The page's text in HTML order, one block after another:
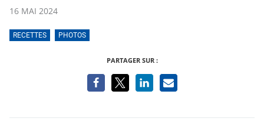
16 MAI 2024
RECETTES PHOTOS
PARTAGER SUR :